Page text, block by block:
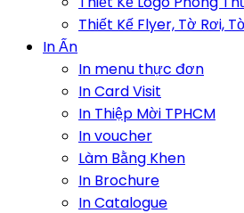
Thiết Kế Flyer, Tờ Rơi,
In Ấn
In menu thực đơn
In Card Visit
In Thiệp Mời TPHCM
In voucher
Làm Bằng Khen
In Brochure
In Catalogue